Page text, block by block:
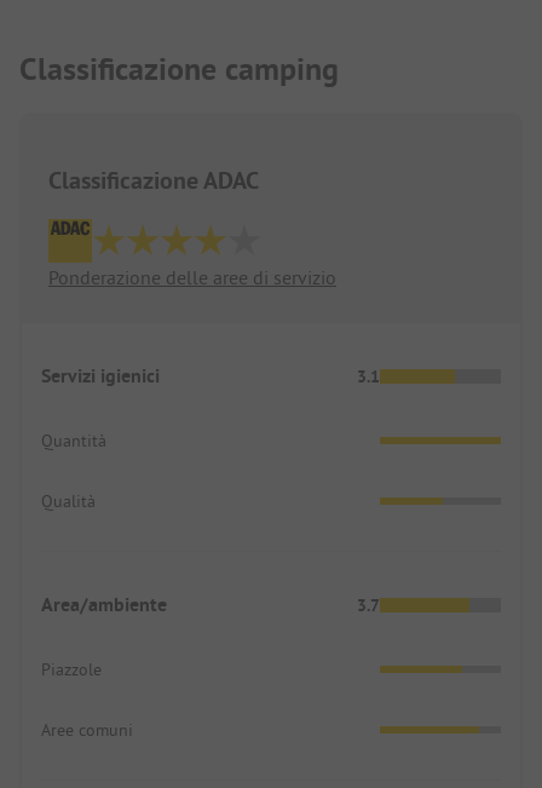
Classificazione camping
Classificazione ADAC
Ponderazione delle aree di servizio
Servizi igienici 3.1
Quantità
Qualità
Area/ambiente 3.7
Piazzole
Aree comuni